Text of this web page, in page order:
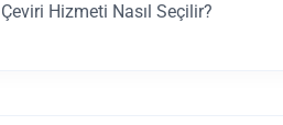
Hizmeti Nasıl Seçilir?